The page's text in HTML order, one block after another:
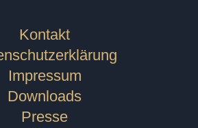
Kontakt
Impressum
Downloads
Presse